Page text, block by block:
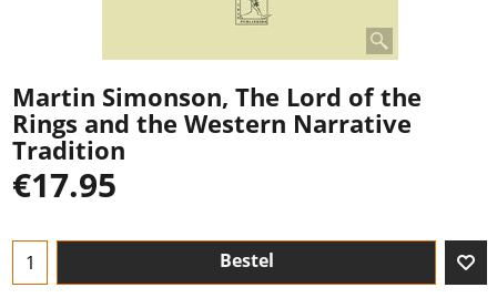
Martin Simonson, The Lord of the
Rings and the Western Narrative
Tradition
€17.95
Bestel